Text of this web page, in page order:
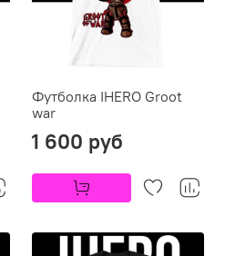
Футболка IHERO Groot
war
1 600 руб